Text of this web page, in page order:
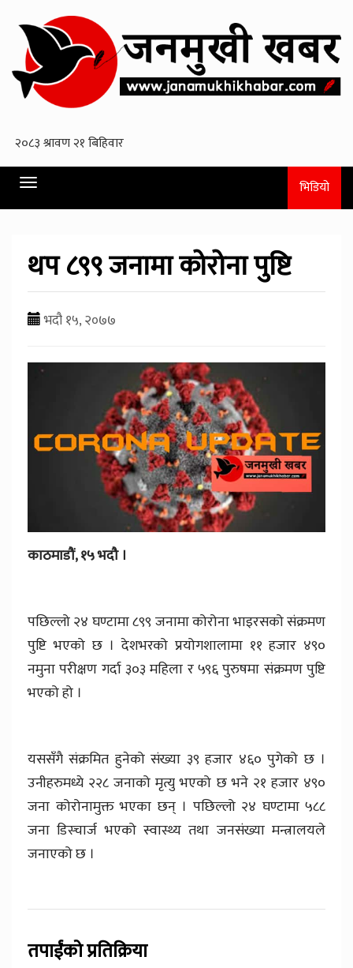
Toggle
navigation
भिडियो
थप ८९९ जनामा कोरोना पुष्टि
भदौ १५, २०७७
काठमाडौं, १५ भदौ ।
पछिल्लो २४ घण्टामा ८९९ जनामा कोरोना भाइरसको संक्रमण
पुष्टि भएको छ । देशभरको प्रयोगशालामा ११ हजार ४९०
नमुना परीक्षण गर्दा ३०३ महिला र ५९६ पुरुषमा संक्रमण पुष्टि
भएको हो ।
यससँगै संक्रमित हुनेको संख्या ३९ हजार ४६० पुगेको छ ।
उनीहरुमध्ये २२८ जनाको मृत्यु भएको छ भने २१ हजार ४९०
जना कोरोनामुक्त भएका छन् । पछिल्लो २४ घण्टामा ५८८
जना डिस्चार्ज भएको स्वास्थ्य तथा जनसंख्या मन्त्रालयले
जनाएको छ ।
तपाईंको प्रतिक्रिया